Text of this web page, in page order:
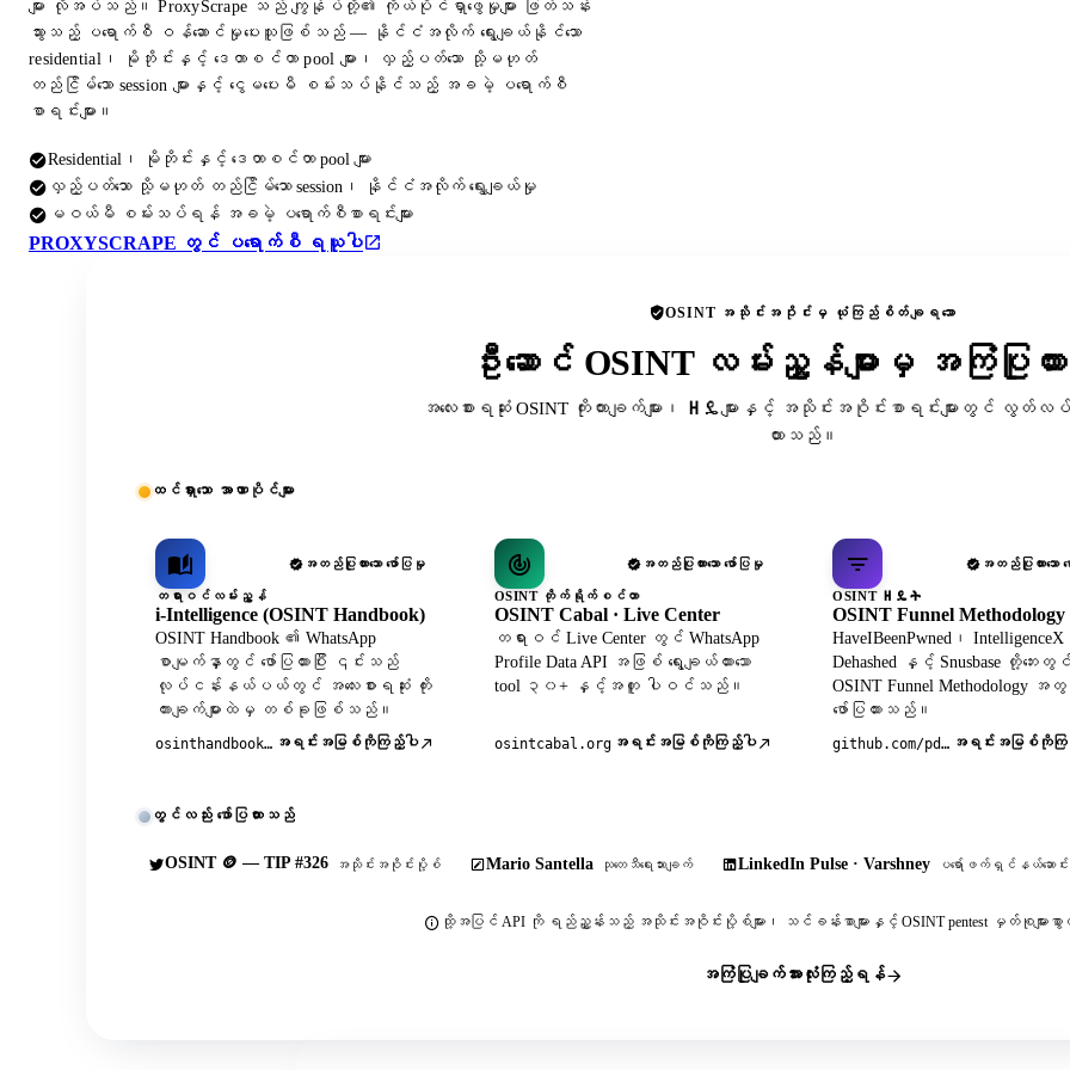
များ လိုအပ်သည်။ ProxyScrape သည် ကျွန်ုပ်တို့၏ ကိုယ်ပိုင်ရှာဖွေမှုများ ဖြတ်သန်း
သွားသည့် ပရောက်စီ ဝန်ဆောင်မှုပေးသူဖြစ်သည် — နိုင်ငံအလိုက် ရွေးချယ်နိုင်သော
residential၊ မိုဘိုင်းနှင့် ဒေတာစင်တာ pool များ၊ လှည့်ပတ်သော သို့မဟုတ်
တည်ငြိမ်သော session များနှင့် ငွေမပေးမီ စမ်းသပ်နိုင်သည့် အခမဲ့ ပရောက်စီ
စာရင်းများ။
Residential၊ မိုဘိုင်းနှင့် ဒေတာစင်တာ pool များ
လှည့်ပတ်သော သို့မဟုတ် တည်ငြိမ်သော session၊ နိုင်ငံအလိုက် ရွေးချယ်မှု
မဝယ်မီ စမ်းသပ်ရန် အခမဲ့ ပရောက်စီစာရင်းများ
PROXYSCRAPE တွင် ပရောက်စီ ရယူပါ
OSINT အသိုင်းအဝိုင်းမှ ယုံကြည်စိတ်ချရသော
ဦးဆောင် OSINT လမ်းညွှန်များမှ အကြံပြုထ
အလေးစားရဆုံး OSINT ကိုးကားချက်များ၊ ዘዴများနှင့် အသိုင်းအဝိုင်းစာရင်းများတွင် လွတ်လ
ထားသည်။
ထင်ရှားသော အာဏာပိုင်များ
အတည်ပြုထားသော ဖော်ပြမှု
တရားဝင်လမ်းညွှန်
i-Intelligence (OSINT Handbook)
OSINT Handbook ၏ WhatsApp
စာမျက်နှာတွင် ဖော်ပြထားပြီး ၎င်းသည်
လုပ်ငန်းနယ်ပယ်တွင် အလေးစားရဆုံး ကိုး
ကားချက်များထဲမှ တစ်ခုဖြစ်သည်။
osinthandbook.com အရင်းအမြစ်ကိုကြည့်ပါ
အတည်ပြုထားသော ဖော်ပြမှု
OSINT တိုက်ရိုက်စင်တာ
OSINT Cabal · Live Center
တရားဝင် Live Center တွင် WhatsApp
Profile Data API အဖြစ် ရွေးချယ်ထားသော
tool ၃၀+ နှင့်အတူ ပါဝင်သည်။
osintcabal.org အရင်းအမြစ်ကိုကြည့်ပါ
အတည်ပြုထားသော ဖ
OSINT ዘዴት
OSINT Funnel Methodology
HaveIBeenPwned၊ IntelligenceX
Dehashed နှင့် Snusbase တို့ဘေးတွင်
OSINT Funnel Methodology အ
ဖော်ပြထားသည်။
github.com/pdudotdev/ofm အရင်းအမြစ်ကိုကြ
တွင်လည်း ဖော်ပြထားသည်
OSINT 🪙 — TIP #326 အသိုင်းအဝိုင်းပို့စ် Mario Santella သုတေသီရေးသားချက် LinkedIn Pulse · Varshney ပရော်ဖက်ရှင်နယ်ဆောင်းပ
ထို့အပြင် API ကို ရည်ညွှန်းသည့် အသိုင်းအဝိုင်းပို့စ်များ၊ သင်ခန်းစာများနှင့် OSINT pentest မှတ်စုများ
အကြံပြုချက်အားလုံးကြည့်ရန်